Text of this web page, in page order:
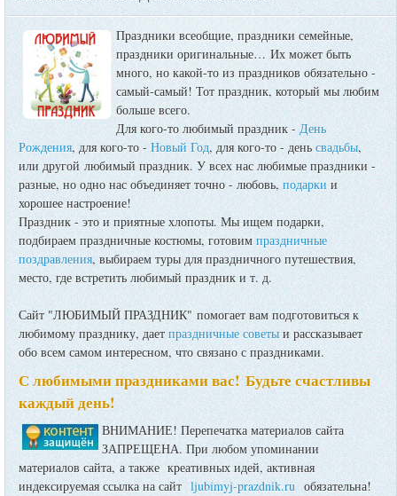
Праздники всеобщие, праздники семейные,
праздники оригинальные… Их может быть
много, но какой-то из праздников обязательно -
самый-самый! Тот праздник, который мы любим
больше всего.
Для кого-то любимый праздник - День
Рождения, для кого-то -Новый Год, для кого-то - деньсвадьбы,
или другой любимый праздник. У всех нас любимые праздники -
разные, но одно нас объединяет точно - любовь,подарки и
хорошее настроение!
Праздник - это и приятные хлопоты. Мы ищем подарки,
подбираем праздничные костюмы, готовимпраздничные
поздравления, выбираем туры для праздничного путешествия,
место, где встретить любимый праздник и т. д.
Сайт "ЛЮБИМЫЙ ПРАЗДНИК" помогает вам подготовиться к
любимому празднику, даетпраздничные советы и рассказывает
обо всем самом интересном, что связано с праздниками.
С любимыми праздниками вас! Будьте счастливы
каждый день!
ВНИМАНИЕ! Перепечатка материалов сайта
ЗАПРЕЩЕНА. При любом упоминании
материалов сайта, а также креативных идей, активная
индексируемая ссылка на сайт ljubimyj-prazdnik.ruобязательна!